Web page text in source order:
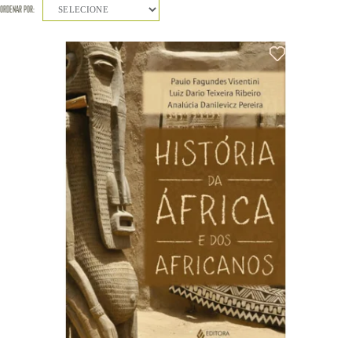
ORDENAR POR: SELECIONE